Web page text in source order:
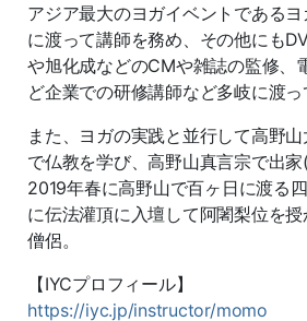
アジア最大のヨガイベントである
に渡って講師を務め、その他にも
や旭化成などのCMや雑誌の監修、
ど企業での研修講師など多岐に渡っ
また、ヨガの実践と並行して高野
で仏教を学び、高野山真言宗で出家
2019年春に高野山で百ヶ日に渡る
に伝法灌頂に入壇して阿闍梨位を
僧侶。
【IYCプロフィール】
https://iyc.jp/instructor/momo